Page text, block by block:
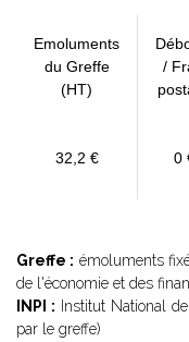
Emoluments
du Greffe
(HT)
/
32,2 € 0
Greffe : émoluments
de l'économie et des
INPI : Institut National
par le greffe)